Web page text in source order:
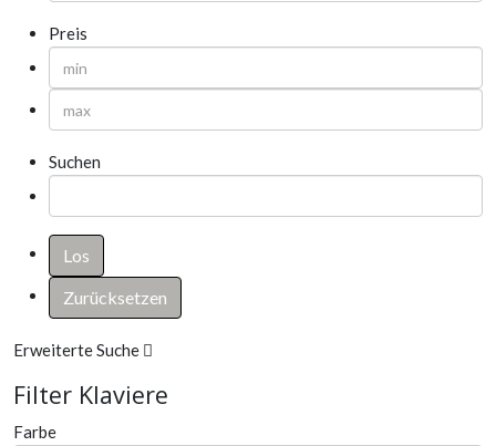
Preis
Suchen
Erweiterte Suche
Filter Klaviere
Farbe